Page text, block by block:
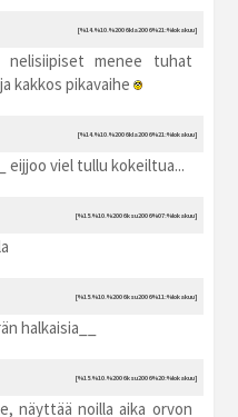
[%14.%10.%2006 kla2006 %21:%lokakuu]
menee tuhat
kakkos pikavaihe
[%14.%10.%2006 kla2006 %21:%lokakuu]
eijjoo viel tullu kokeiltua...
[%15.%10.%2006 ksu2006 %07:%lokakuu]
[%15.%10.%2006 ksu2006 %11:%lokakuu]
halkaisia__
[%15.%10.%2006 ksu2006 %20:%lokakuu]
näyttää noilla aika orvon